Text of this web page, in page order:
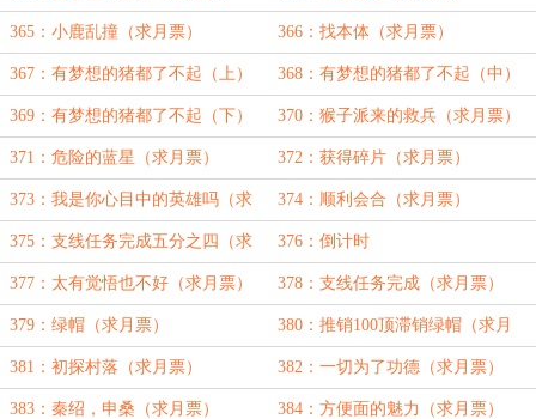
365：小鹿乱撞（求月票） 366：找本体（求月票）
367：有梦想的猪都了不起（上） 368：有梦想的猪都了不起（中）
369：有梦想的猪都了不起（下） 370：猴子派来的救兵（求月票）
371：危险的蓝星（求月票） 372：获得碎片（求月票）
373：我是你心目中的英雄吗（求
月票）
374：顺利会合（求月票）
375：支线任务完成五分之四（求
月票）
376：倒计时
377：太有觉悟也不好（求月票） 378：支线任务完成（求月票）
379：绿帽（求月票） 380：推销100顶滞销绿帽（求月
票）
381：初探村落（求月票） 382：一切为了功德（求月票）
383：秦绍，申桑（求月票） 384：方便面的魅力（求月票）